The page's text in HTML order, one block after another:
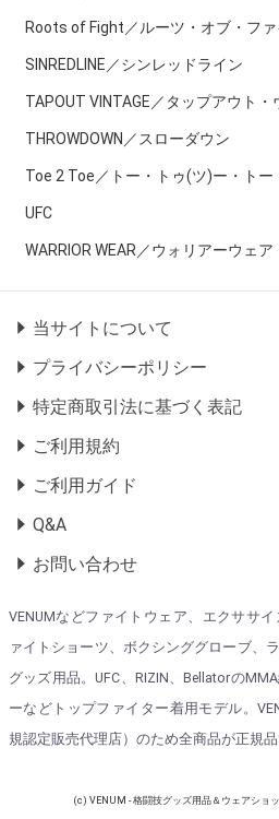
Roots of Fight／ルーツ・オブ・ファ
SINREDLINE／シンレッドライン
TAPOUT VINTAGE／タップアウト・
THROWDOWN／スローダウン
Toe 2 Toe／トー・トゥ(ツ)ー・トー
UFC
WARRIOR WEAR／ウォリアーウェア
当サイトについて
プライバシーポリシー
特定商取引法に基づく表記
ご利用規約
ご利用ガイド
Q&A
お問い合わせ
VENUMなどファイトウェア、エクササ
ァイトショーツ、ボクシンググローブ、
グッズ用品。UFC、RIZIN、Bellatorの
ーなどトップファイター着用モデル。
規認定販売代理店）のため全商品が正規品
(c) VENUM - 格闘技グッズ用品＆ウェアショ